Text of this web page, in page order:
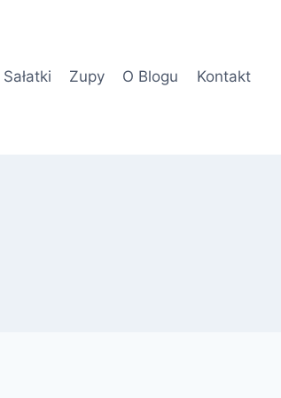
Sałatki Zupy O Blogu Kontakt